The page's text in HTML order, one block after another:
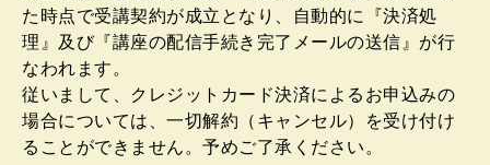
た時点で受講契約が成立となり、自動的に『決済処
理』及び『講座の配信手続き完了メールの送信』が行
なわれます。
従いまして、クレジットカード決済によるお申込みの
場合については、一切解約（キャンセル）を受け付け
ることができません。予めご了承ください。